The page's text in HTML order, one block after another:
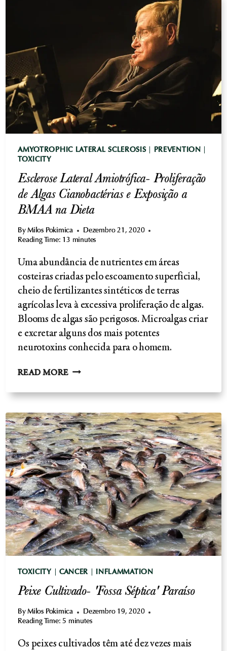
ESTRATÉGIAS
PREVENÇÃO
AMYOTROPHIC LATERAL SCLEROSIS PREVENTION
TOXICITY
Esclerose Lateral Amiotrófica- Proliferação
de Algas Cianobactérias e Exposição a
BMAA na Dieta
By Milos Pokimica
Dezembro 21, 2020
Reading Time: 13 minutes
Uma abundância de nutrientes em áreas
costeiras criadas pelo escoamento superficial,
cheio de fertilizantes sintéticos de terras
agrícolas leva à excessiva proliferação de algas.
Blooms de algas são perigosos. Microalgas criar
e excretar alguns dos mais potentes
neurotoxins conhecida para o homem.
READ MOREESCLEROSE
AMIOTRÓFICA-
DE
ALGAS
CIANOBACTÉRIAS
E
EXPOSIÇÃO
A
BMAA
NA
DIETA
TOXICITY CANCER INFLAMMATION
Peixe Cultivado- 'Fossa Séptica' Paraíso
By Milos Pokimica
Dezembro 19, 2020
Reading Time: 5 minutes
Os peixes cultivados têm até dez vezes mais